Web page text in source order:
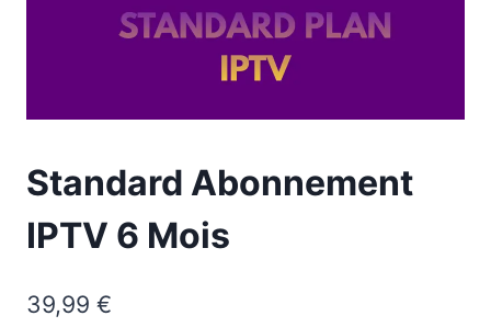
Standard Abonnement
IPTV 6 Mois
39,99 €